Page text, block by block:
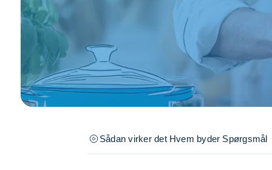
Sådan virker det Hvem byder Spørgsmål